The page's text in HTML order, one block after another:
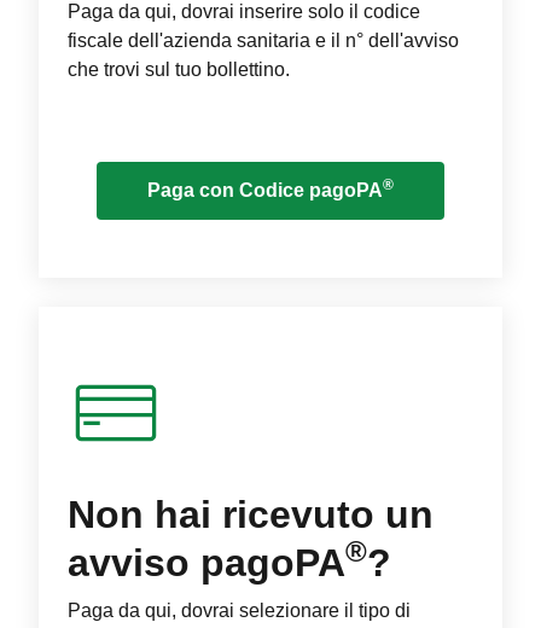
Paga da qui, dovrai inserire solo il codice
fiscale dell'azienda sanitaria e il n° dell'avviso
che trovi sul tuo bollettino.
Paga con Codice pagoPA®
Non hai ricevuto un
avviso pagoPA®?
Paga da qui, dovrai selezionare il tipo di